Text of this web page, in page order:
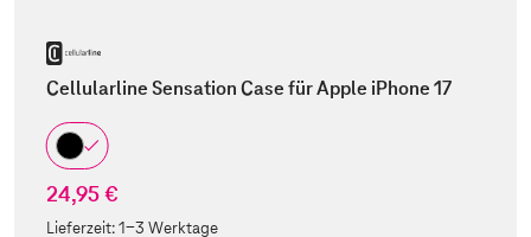
Cellularline Sensation Case für Apple iPhone 17
24,95 €
Lieferzeit:1-3 Werktage